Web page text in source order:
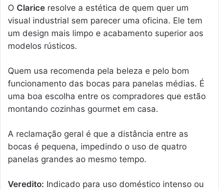
O Clarice resolve a estética de quem quer um
visual industrial sem parecer uma oficina. Ele tem
um design mais limpo e acabamento superior aos
modelos rústicos.
Quem usa recomenda pela beleza e pelo bom
funcionamento das bocas para panelas médias. É
uma boa escolha entre os compradores que estão
montando cozinhas gourmet em casa.
A reclamação geral é que a distância entre as
bocas é pequena, impedindo o uso de quatro
panelas grandes ao mesmo tempo.
Veredito: Indicado para uso doméstico intenso ou